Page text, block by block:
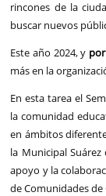
rincones de la
buscar nuevos
Este año 2024, y
más en la
En esta tarea el
la comunidad
en ámbitos
la Municipal
apoyo y la
de Comunidades de